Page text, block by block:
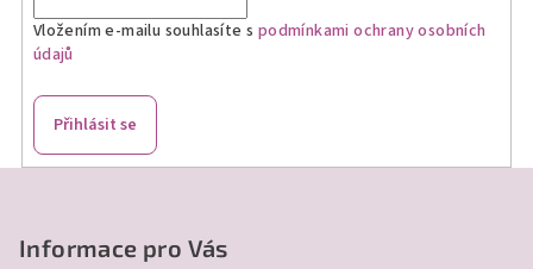
Vložením e-mailu souhlasíte s podmínkami ochrany osobních
údajů
Přihlásit se
Informace pro Vás